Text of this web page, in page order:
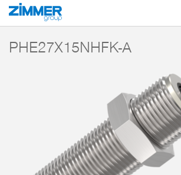
Démarrage Produits
PHE27X15NHFK-A